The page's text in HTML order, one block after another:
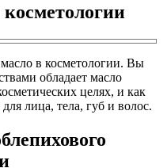
в косметологии. Вы
обладает масло
целях, и как
лица, тела, губ и волос.